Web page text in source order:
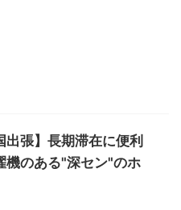
出張】長期滞在に便利
機のある"深セン"のホ